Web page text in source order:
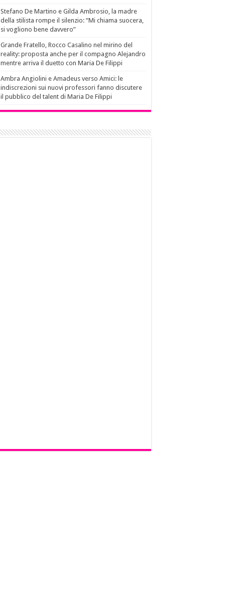
Stefano De Martino e Gilda Ambrosio, la madre
della stilista rompe il silenzio: “Mi chiama suocera,
si vogliono bene davvero”
Grande Fratello, Rocco Casalino nel mirino del
reality: proposta anche per il compagno Alejandro
mentre arriva il duetto con Maria De Filippi
Ambra Angiolini e Amadeus verso Amici: le
indiscrezioni sui nuovi professori fanno discutere
il pubblico del talent di Maria De Filippi